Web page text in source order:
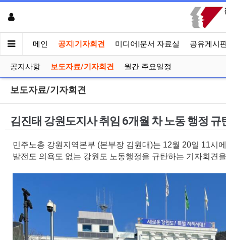
메인 공지|기자회견 미디어|문서 자료실 공유게시
공지사항 보도자료/기자회견 월간 주요일정
보도자료/기자회견
김진태 강원도지사 취임 6개월 차 노동 행정 규
민주노총 강원지역본부 (본부장 김원대)는 12월 20일 11시
발전도 의욕도 없는 강원도 노동행정을 규탄하는 기자회견